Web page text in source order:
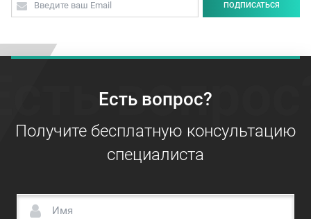
ПОДПИСАТЬСЯ
Есть вопрос?
Получите бесплатную консультацию
специалиста